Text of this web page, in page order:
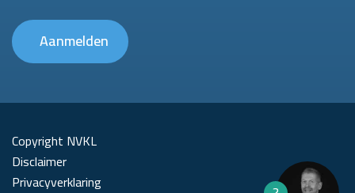
Aanmelden
Copyright NVKL
Disclaimer
Privacyverklaring